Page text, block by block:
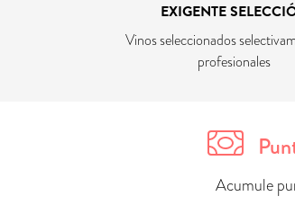
EXIGENTE
Vinos seleccionados
profesionales
Acumule